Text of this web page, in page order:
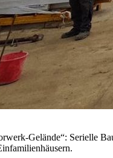
Gelände“: Serielle